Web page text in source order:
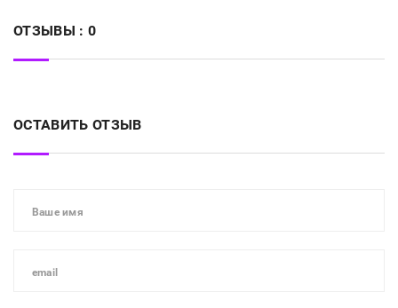
ОТЗЫВЫ : 0
ОСТАВИТЬ ОТЗЫВ